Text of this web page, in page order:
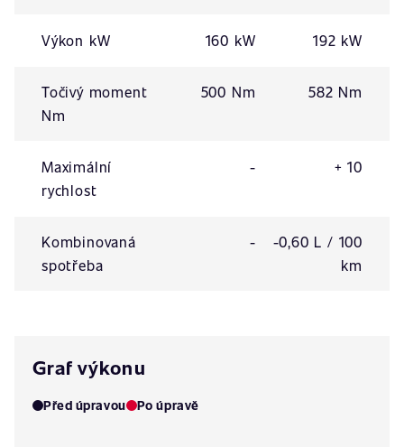
Výkon kW 160 kW 192 kW
Točivý moment
Nm
500 Nm 582 Nm
Maximální
rychlost
- + 10
Kombinovaná
spotřeba
-
-0,60 L / 100
km
Graf výkonu
Před úpravou Po úpravě